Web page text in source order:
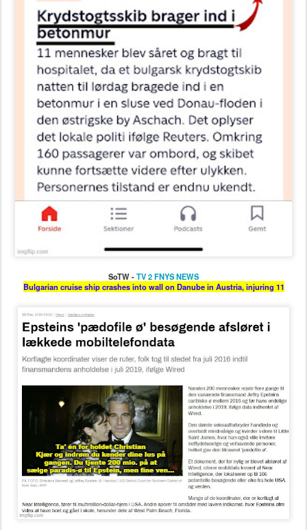
SoTW -TV 2 FNYS NEWS
Bulgarian cruise ship crashes into wall on Danube in Austria, injuring 11